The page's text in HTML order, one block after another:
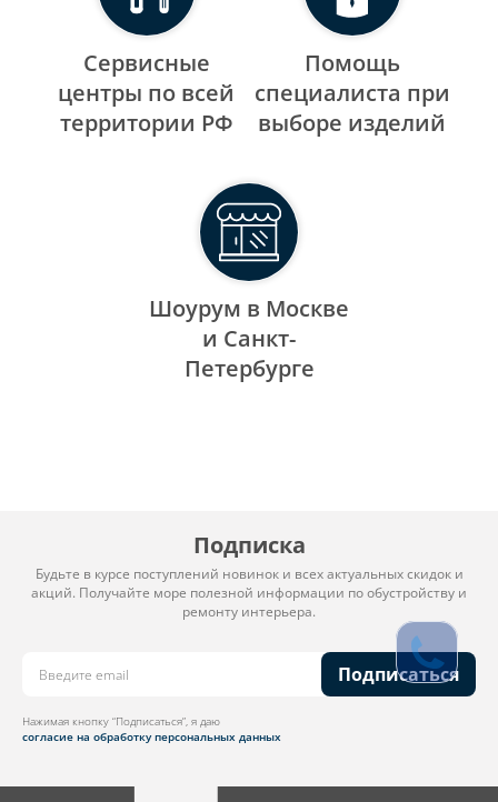
Сервисные
центры по всей
территории РФ
Помощь
специалиста при
выборе изделий
Шоурум в Москве
и Санкт-
Петербурге
Подписка
Будьте в курсе поступлений новинок и всех актуальных скидок и
акций. Получайте море полезной информации по обустройству и
ремонту интерьера.
Подписаться
Нажимая кнопку “Подписаться”, я даю
согласие на обработку персональных данных